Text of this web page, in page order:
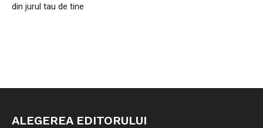
din jurul tau de tine
ALEGEREA EDITORULUI